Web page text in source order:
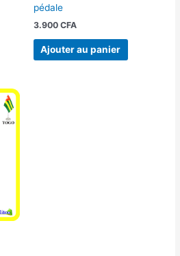
pédale
3.900 CFA
Ajouter au panier